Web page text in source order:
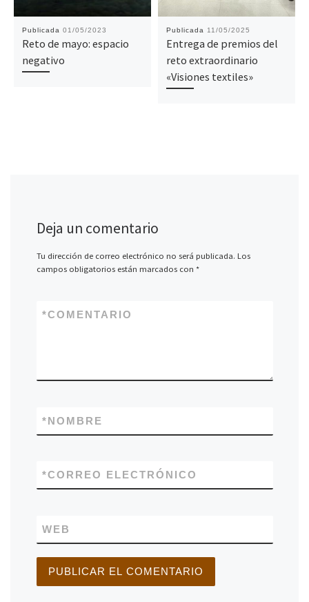
Publicada 01/05/2023
Reto de mayo: espacio
negativo
Publicada 11/05/2025
Entrega de premios del
reto extraordinario
«Visiones textiles»
Deja un comentario
Tu dirección de correo electrónico no será publicada. Los
campos obligatorios están marcados con *
COMENTARIO
*
NOMBRE
*
CORREO ELECTRÓNICO
*
WEB